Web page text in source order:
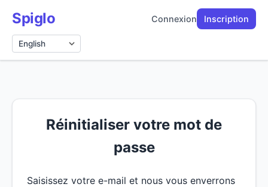
Spiglo Connexion Inscription
Langue
Réinitialiser votre mot de
passe
Saisissez votre e-mail et nous vous enverrons